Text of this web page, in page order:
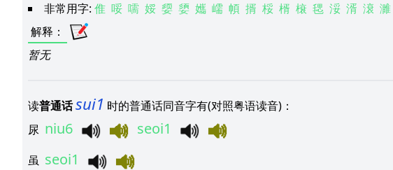
非常用字: 倠 哸 嚅 娞 媭 嬃 孈 嶿 幁 揟 桵 楈 榱 毸 浽 湑 滖 濉
解释 ：
暂无
读普通话sui1 时的普通话同音字有(对照粤语读音)：
尿 niu6 seoi1
虽 seoi1